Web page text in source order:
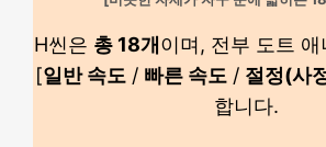
H씬은 총 18개 이며, 전부 도트
[일반 속도 / 빠른 속도 / 절정(사
합니다.